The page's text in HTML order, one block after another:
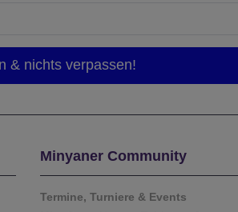
Minyaner Community
Termine, Turniere & Events